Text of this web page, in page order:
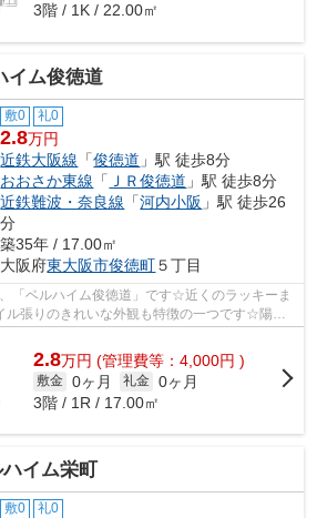
3階 / 1K / 22.00㎡
イム俊徳道
敷0 礼0
2.8万円
近鉄大阪線 「俊徳道 」駅 徒歩8分
おおさか東線 「 ＪＲ俊徳道 」駅 徒歩8分
近鉄難波・奈良線 「河内小阪 」駅 徒歩26
分
築35年 / 17.00㎡
大阪府東大阪市俊徳町５丁目
「ベルハイム俊徳道」です☆近くのラッキーま
張りのきれいな外観も特徴の一つです☆陽当
2.8万円 (管理費等：4,000円 )
敷金 0ヶ月 礼金 0ヶ月
3階 / 1R / 17.00㎡
イム栄町
敷0 礼0